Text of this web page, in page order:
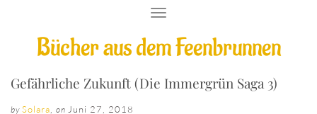
Bücher aus dem Feenbrunnen
T
G
N
Gefährliche Zukunft (Die Immergrün Saga 3)
by Solara on Juni 27, 2018